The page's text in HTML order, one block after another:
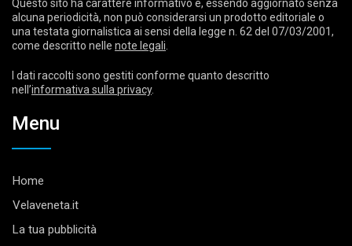
Questo sito ha carattere informativo e, essendo aggiornato senza
alcuna periodicità, non può considerarsi un prodotto editoriale o
una testata giornalistica ai sensi della legge n. 62 del 07/03/2001,
come descritto nelle note legali
I dati raccolti sono gestiti conforme quanto descritto
nell’informativa sulla privacy.
Menu
Home
Velaveneta.it
La tua pubblicità